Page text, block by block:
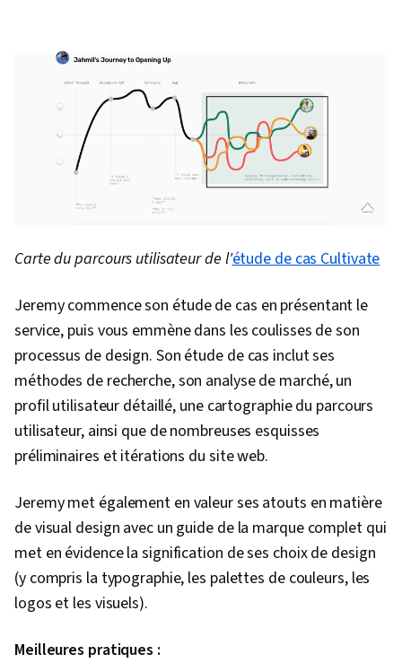
Carte du parcours utilisateur de l'étude de cas Cultivate
Jeremy commence son étude de cas en présentant le
service, puis vous emmène dans les coulisses de son
processus de design. Son étude de cas inclut ses
méthodes de recherche, son analyse de marché, un
profil utilisateur détaillé, une cartographie du parcours
utilisateur, ainsi que de nombreuses esquisses
préliminaires et itérations du site web.
Jeremy met également en valeur ses atouts en matière
de visual design avec un guide de la marque complet qui
met en évidence la signification de ses choix de design
(y compris la typographie, les palettes de couleurs, les
logos et les visuels).
Meilleures pratiques :